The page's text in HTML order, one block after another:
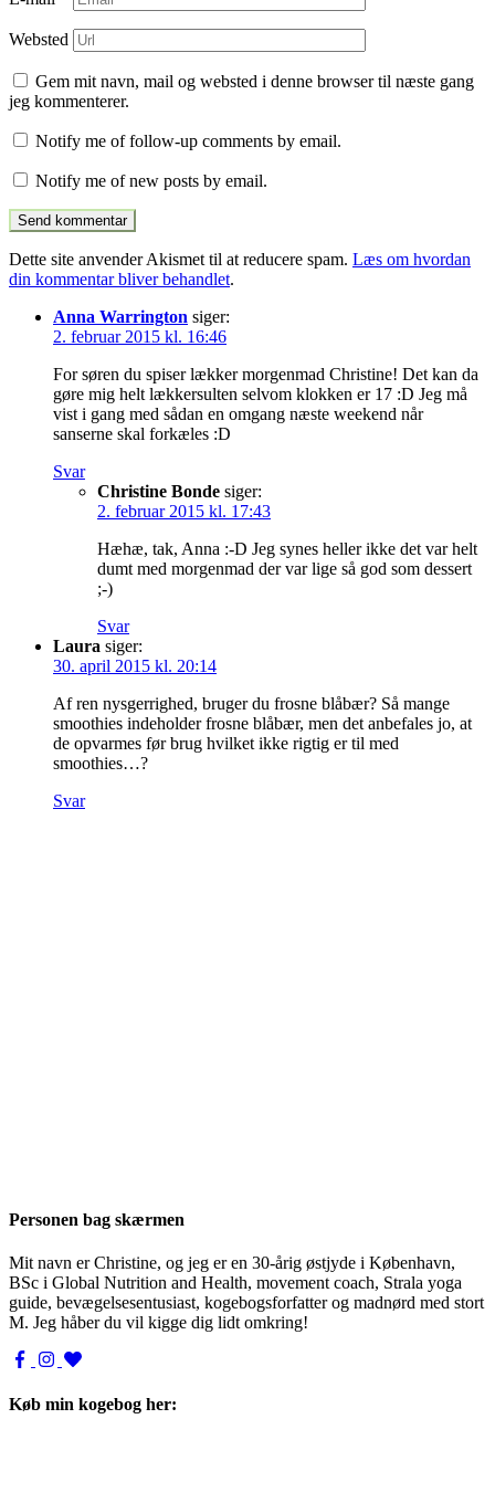
Websted
Gem mit navn, mail og websted i denne browser til næste gang
jeg kommenterer.
Notify me of follow-up comments by email.
Notify me of new posts by email.
Dette site anvender Akismet til at reducere spam. Læs om hvordan
din kommentar bliver behandlet.
Anna Warrington siger:
2. februar 2015 kl. 16:46
For søren du spiser lækker morgenmad Christine! Det kan da
gøre mig helt lækkersulten selvom klokken er 17 :D Jeg må
vist i gang med sådan en omgang næste weekend når
sanserne skal forkæles :D
Svar
Christine Bonde siger:
2. februar 2015 kl. 17:43
Hæhæ, tak, Anna :-D Jeg synes heller ikke det var helt
dumt med morgenmad der var lige så god som dessert
;-)
Svar
Laura siger:
30. april 2015 kl. 20:14
Af ren nysgerrighed, bruger du frosne blåbær? Så mange
smoothies indeholder frosne blåbær, men det anbefales jo, at
de opvarmes før brug hvilket ikke rigtig er til med
smoothies…?
Svar
Personen bag skærmen
Mit navn er Christine, og jeg er en 30-årig østjyde i København,
BSc i Global Nutrition and Health, movement coach, Strala yoga
guide, bevægelsesentusiast, kogebogsforfatter og madnørd med stort
M. Jeg håber du vil kigge dig lidt omkring!
Køb min kogebog her: